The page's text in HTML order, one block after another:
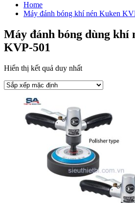
Home
Máy đánh bóng khí nén Kuken
Máy đánh bóng dùng khí
KVP-501
Hiển thị kết quả duy nhất